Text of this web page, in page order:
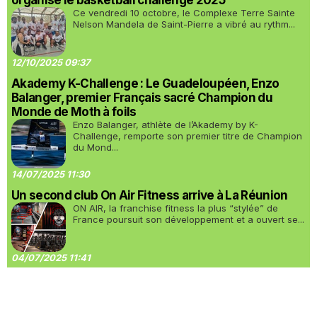
Ce vendredi 10 octobre, le Complexe Terre Sainte
Nelson Mandela de Saint-Pierre a vibré au rythm...
12/10/2025 09:37
Akademy K-Challenge : Le Guadeloupéen, Enzo
Balanger, premier Français sacré Champion du
Monde de Moth à foils
Enzo Balanger, athlète de l’Akademy by K-
Challenge, remporte son premier titre de Champion
du Mond...
14/07/2025 11:30
Un second club On Air Fitness arrive à La Réunion
ON AIR, la franchise fitness la plus “stylée” de
France poursuit son développement et a ouvert se...
04/07/2025 11:41